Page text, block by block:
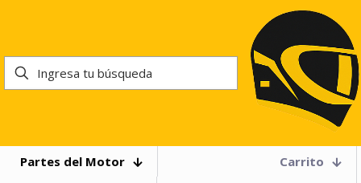
Partes del Motor
Carrito